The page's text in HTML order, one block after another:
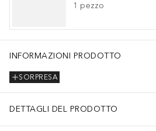
1 pezzo
INFORMAZIONI PRODOTTO
SORPRESA
DETTAGLI DEL PRODOTTO